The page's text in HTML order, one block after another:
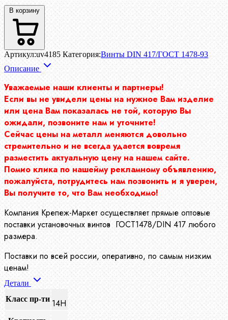
В корзину
Артикул:uv4185 Категория:Винты DIN 417/ГОСТ 1478-93
Описание
Уважаемые наши клиенты и партнеры!
Если вы не увидели цены на нужное Вам изделие
или цена Вам показалась не той, которую Вы
ожидали, позвоните нам и уточните!
Сейчас цены на металл меняются довольно
стремительно и не всегда удается вовремя
разместить актуальную цену на нашем сайте.
Помио клика по нашейму рекламному объявлению,
пожалуйста, потрудитесь нам позвонить и я уверен,
Вы получите то, что Вам необходимо!
Компания Крепеж-Маркет осуществляет прямые оптовые
поставки установочных винтов ГОСТ1478/DIN 417 любого
размера.
Поставки по всей россии, оперативно, по самым низким
ценам!
Детали
Класс пр-ти 14Н